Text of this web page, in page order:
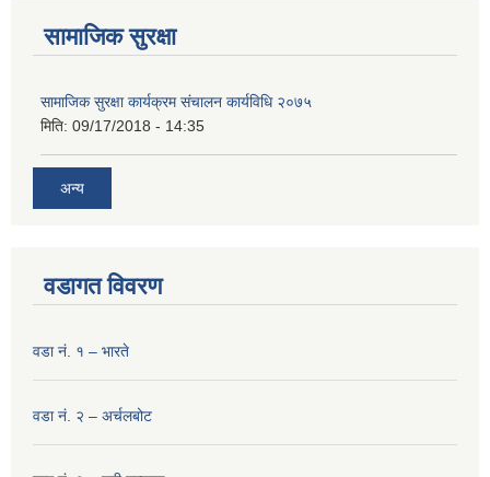
सामाजिक सुरक्षा
सामाजिक सुरक्षा कार्यक्रम संचालन कार्यविधि २०७५
मिति: 09/17/2018 - 14:35
अन्य
वडागत विवरण
वडा नं. १ – भारते
वडा नं. २ – अर्चलबोट